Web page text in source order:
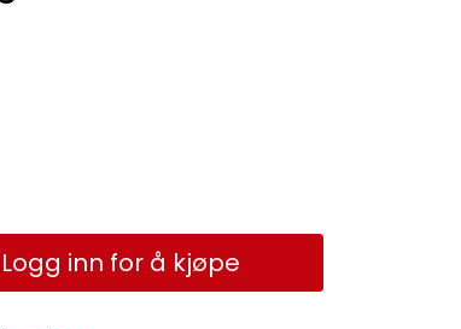
Logg inn for å kjøpe